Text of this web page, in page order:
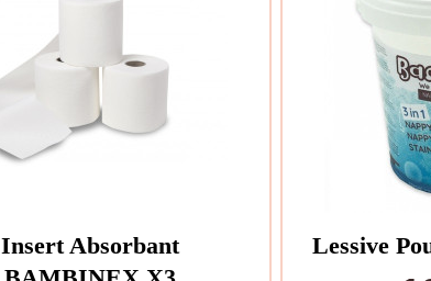
Insert Absorbant
Lessive